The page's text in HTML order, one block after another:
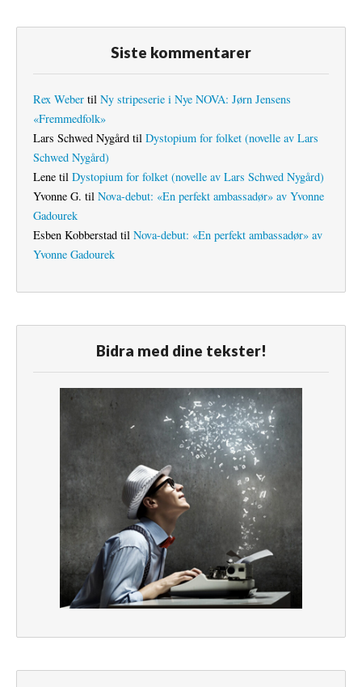
Siste kommentarer
Rex Weber til Ny stripeserie i Nye NOVA: Jørn Jensens
«Fremmedfolk»
Lars Schwed Nygård til Dystopium for folket (novelle av Lars
Schwed Nygård)
Lene til Dystopium for folket (novelle av Lars Schwed Nygård)
Yvonne G. til Nova-debut: «En perfekt ambassadør» av Yvonne
Gadourek
Esben Kobberstad til Nova-debut: «En perfekt ambassadør» av
Yvonne Gadourek
Bidra med dine tekster!